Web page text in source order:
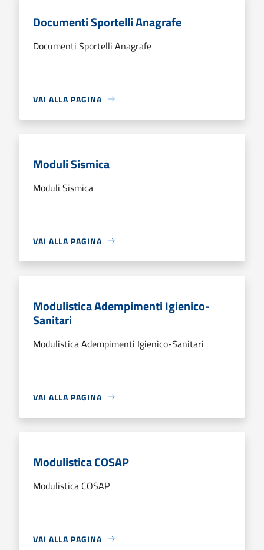
Documenti Sportelli Anagrafe
Documenti Sportelli Anagrafe
VAI ALLA PAGINA
Moduli Sismica
Moduli Sismica
VAI ALLA PAGINA
Modulistica Adempimenti Igienico-
Sanitari
Modulistica Adempimenti Igienico-Sanitari
VAI ALLA PAGINA
Modulistica COSAP
Modulistica COSAP
VAI ALLA PAGINA